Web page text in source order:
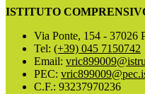
ISTITUTO
Via Ponte, 154 - 37026
Tel: (+39) 045 7150742
Email:
PEC:
C.F.: 93237970236